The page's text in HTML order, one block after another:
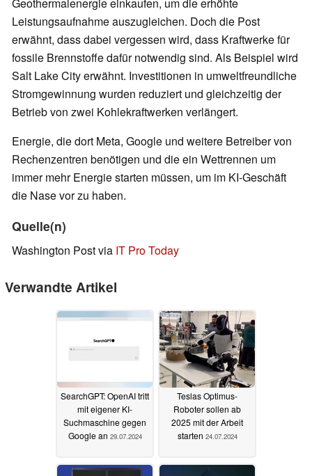
Leistungsaufnahme auszugleichen. Doch die Post
erwähnt, dass dabei vergessen wird, dass Kraftwerke für
fossile Brennstoffe dafür notwendig sind. Als Beispiel wird
Salt Lake City erwähnt. Investitionen in umweltfreundliche
Stromgewinnung wurden reduziert und gleichzeitig der
Betrieb von zwei Kohlekraftwerken verlängert.
Energie, die dort Meta, Google und weitere Betreiber von
Rechenzentren benötigen und die ein Wettrennen um
immer mehr Energie starten müssen, um im KI-Geschäft
die Nase vor zu haben.
Quelle(n)
Washington Post via IT Pro Today
Verwandte Artikel
SearchGPT: OpenAI tritt
mit eigener KI-
Suchmaschine gegen
Google an 29.07.2024
Teslas Optimus-
Roboter sollen ab
2025 mit der Arbeit
starten 24.07.2024